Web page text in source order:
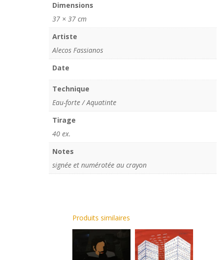
Dimensions
37 × 37 cm
Artiste
Alecos Fassianos
Date
Technique
Eau-forte / Aquatinte
Tirage
40 ex.
Notes
signée et numérotée au crayon
Produits similaires